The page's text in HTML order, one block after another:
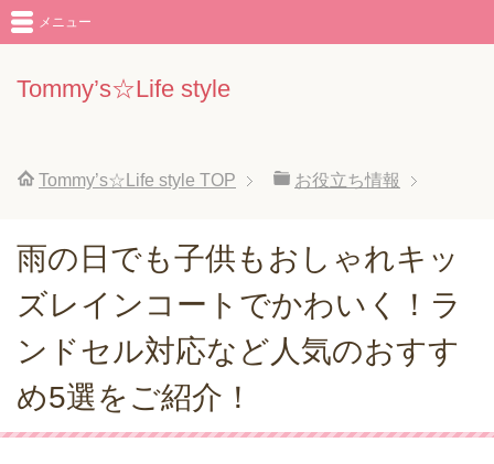
Tommy’s☆Life style
メニュー
Tommy’s☆Life style TOP お役立ち情報
雨の日でも子供もおしゃれキッ
ズレインコートでかわいく！ラ
ンドセル対応など人気のおすす
め5選をご紹介！